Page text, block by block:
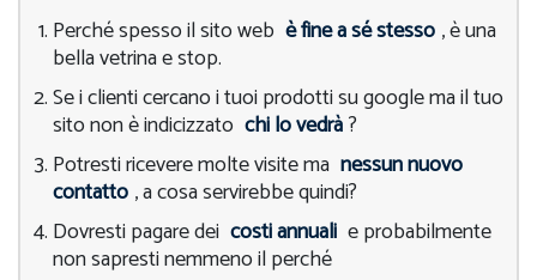
Perché spesso il sito web è fine a sé stesso , è una
bella vetrina e stop.
Se i clienti cercano i tuoi prodotti su google ma il tuo
sito non è indicizzato chi lo vedrà?
Potresti ricevere molte visite ma nessun nuovo
contatto , a cosa servirebbe quindi?
Dovresti pagare dei costi annuali e probabilmente
non sapresti nemmeno il perché